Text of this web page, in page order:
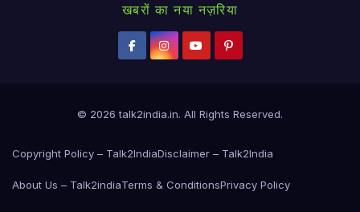
खबरों का नया नज़रिया
© 2026talk2india.in. All Rights Reserved.
Copyright Policy – Talk2IndiaDisclaimer – Talk2India
About Us – Talk2indiaTerms & ConditionsPrivacy Policy